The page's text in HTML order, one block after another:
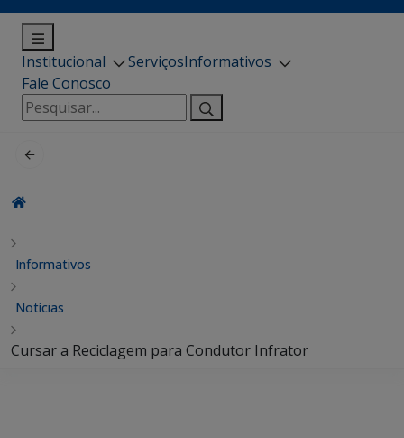
Institucional ServiçosInformativos
Fale Conosco
Pesquisar
por:
Informativos
Notícias
Cursar a Reciclagem para Condutor Infrator